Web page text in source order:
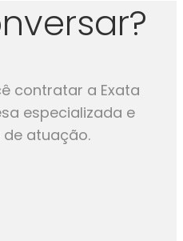
contratar a Exata
especializada e
atuação.